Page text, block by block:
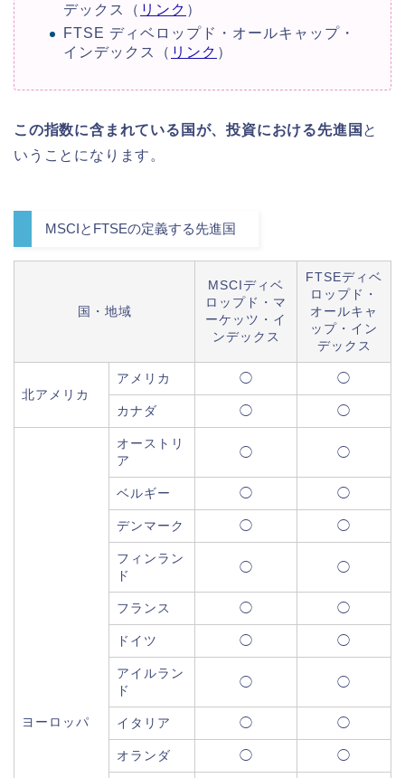
デックス（ リンク ）
FTSE ディベロップド・オールキャップ・
インデックス（ リンク ）
この指数に含まれている国が、投資における先進国 と
いうことになります。
MSCIとFTSEの定義する先進国
国・地域
MSCIディベ
ロップド・マ
ーケッツ・イ
ンデックス
FTSEディベ
ロップド・
オールキャ
ップ・イン
デックス
北アメリカ
アメリカ ◯ ◯
カナダ ◯ ◯
ヨーロッパ
オーストリ
ア
◯ ◯
ベルギー ◯ ◯
デンマーク ◯ ◯
フィンラン
ド
◯ ◯
フランス ◯ ◯
ドイツ ◯ ◯
アイルラン
ド
◯ ◯
イタリア ◯ ◯
オランダ ◯ ◯